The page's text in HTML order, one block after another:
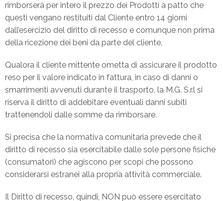
rimborserà per intero il prezzo dei Prodotti a patto che
questi vengano restituiti dal Cliente entro 14 giorni
dall’esercizio del diritto di recesso e comunque non prima
della ricezione dei beni da parte del cliente.
Qualora il cliente mittente ometta di assicurare il prodotto
reso per il valore indicato in fattura, in caso di danni o
smarrimenti avvenuti durante il trasporto, la M.G. S.r.l si
riserva il diritto di addebitare eventuali danni subiti
trattenendoli dalle somme da rimborsare.
Si precisa che la normativa comunitaria prevede che il
diritto di recesso sia esercitabile dalle sole persone fisiche
(consumatori) che agiscono per scopi che possono
considerarsi estranei alla propria attività commerciale.
Il Diritto di recesso, quindi, NON può essere esercitato